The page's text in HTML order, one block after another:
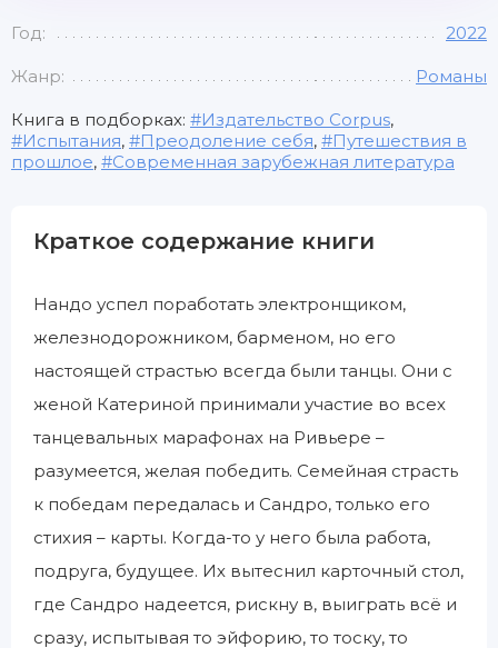
Год: 2022
Жанр: Романы
Книга в подборках: Издательство Corpus,
Испытания, Преодоление себя,
Путешествия в
прошлое, Современная зарубежная литература
Краткое содержание книги
Нандо успел поработать электронщиком,
железнодорожником, барменом, но его
настоящей страстью всегда были танцы. Они с
женой Катериной принимали участие во всех
танцевальных марафонах на Ривьере –
разумеется, желая победить. Семейная страсть
к победам передалась и Сандро, только его
стихия – карты. Когда-то у него была работа,
подруга, будущее. Их вытеснил карточный стол,
где Сандро надеется, рискну в, выиграть всё и
сразу, испытывая то эйфорию, то тоску, то